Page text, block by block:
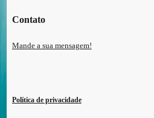
Contato
Mande a sua mensagem!
Política de privacidade